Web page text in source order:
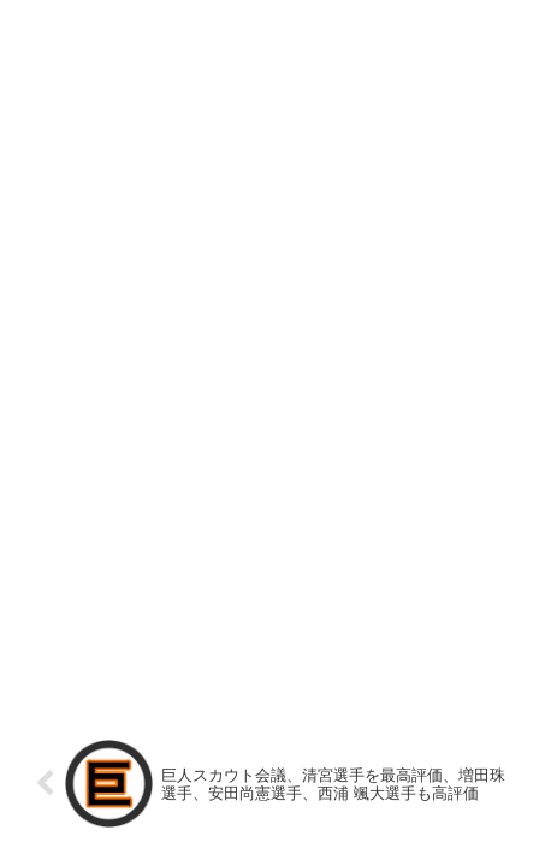
巨人スカウト会議、清宮選手を最高評価、増田珠
選手、安田尚憲選手、西浦 颯大選手も高評価